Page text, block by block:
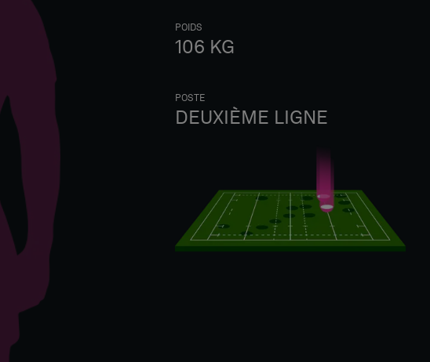
POIDS
106 KG
POSTE
DEUXIÈME LIGNE